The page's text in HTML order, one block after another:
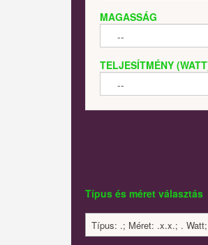
MAGASSÁG
TELJESÍTMÉNY
Típus és méret választás
Típus: .; Méret: .x.x.; . Watt;